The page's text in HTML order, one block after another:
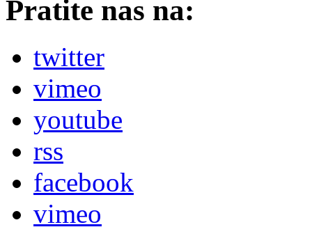
Pratite nas na:
twitter
vimeo
youtube
rss
facebook
vimeo